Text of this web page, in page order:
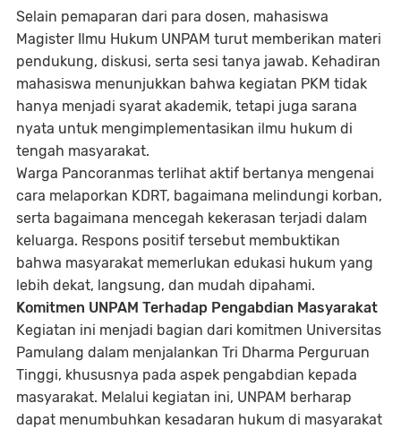
Selain pemaparan dari para dosen, mahasiswa
Magister Ilmu Hukum UNPAM turut memberikan materi
pendukung, diskusi, serta sesi tanya jawab. Kehadiran
mahasiswa menunjukkan bahwa kegiatan PKM tidak
hanya menjadi syarat akademik, tetapi juga sarana
nyata untuk mengimplementasikan ilmu hukum di
tengah masyarakat.
Warga Pancoranmas terlihat aktif bertanya mengenai
cara melaporkan KDRT, bagaimana melindungi korban,
serta bagaimana mencegah kekerasan terjadi dalam
keluarga. Respons positif tersebut membuktikan
bahwa masyarakat memerlukan edukasi hukum yang
lebih dekat, langsung, dan mudah dipahami.
Komitmen UNPAM Terhadap Pengabdian Masyarakat
Kegiatan ini menjadi bagian dari komitmen Universitas
Pamulang dalam menjalankan Tri Dharma Perguruan
Tinggi, khususnya pada aspek pengabdian kepada
masyarakat. Melalui kegiatan ini, UNPAM berharap
dapat menumbuhkan kesadaran hukum di masyarakat